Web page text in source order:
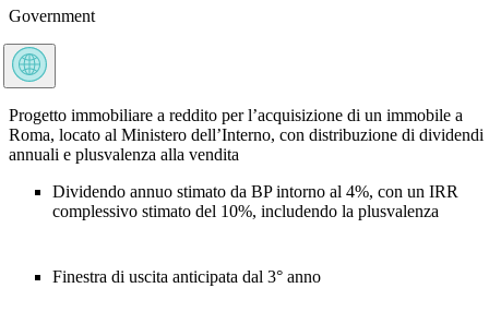
Government
Progetto immobiliare a reddito per l’acquisizione di un immobile a
Roma, locato al Ministero dell’Interno, con distribuzione di dividendi
annuali e plusvalenza alla vendita
Dividendo annuo stimato da BP intorno al 4%, con un IRR
complessivo stimato del 10%, includendo la plusvalenza
Finestra di uscita anticipata dal 3° anno